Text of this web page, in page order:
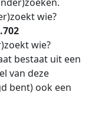
wie?
wie?
bestaat uit een
van deze
bent) ook een